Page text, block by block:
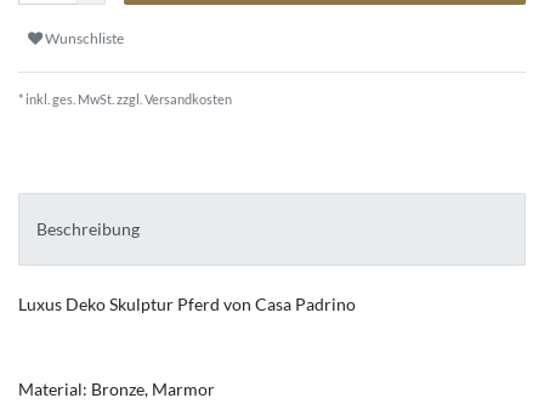
Wunschliste
* inkl. ges. MwSt. zzgl. Versandkosten
Beschreibung
Luxus Deko Skulptur Pferd von Casa Padrino
Material: Bronze, Marmor